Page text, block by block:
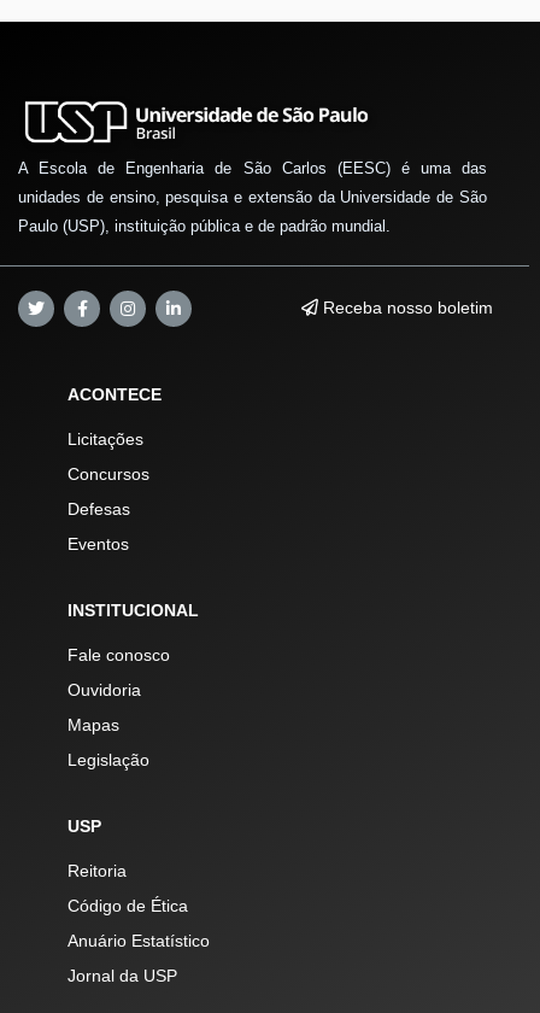
A Escola de Engenharia de São Carlos (EESC) é uma das
unidades de ensino, pesquisa e extensão da Universidade de São
Paulo (USP), instituição pública e de padrão mundial.
Receba nosso boletim
ACONTECE
Licitações
Concursos
Defesas
Eventos
INSTITUCIONAL
Fale conosco
Ouvidoria
Mapas
Legislação
USP
Reitoria
Código de Ética
Anuário Estatístico
Jornal da USP